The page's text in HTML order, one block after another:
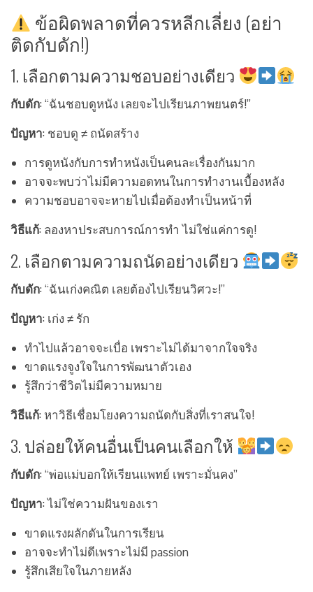
ข้อผิดพลาดที่ควรหลีกเลี่ยง (อย่า
ติดกับดัก!)
1. เลือกตามความชอบอย่างเดียว
กับดัก: “ฉันชอบดูหนัง เลยจะไปเรียนภาพยนตร์!”
ปัญหา: ชอบดู ≠ ถนัดสร้าง
การดูหนังกับการทำหนังเป็นคนละเรื่องกันมาก
อาจจะพบว่าไม่มีความอดทนในการทำงานเบื้องหลัง
ความชอบอาจจะหายไปเมื่อต้องทำเป็นหน้าที่
วิธีแก้: ลองหาประสบการณ์การทำ ไม่ใช่แค่การดู!
2. เลือกตามความถนัดอย่างเดียว
กับดัก: “ฉันเก่งคณิต เลยต้องไปเรียนวิศวะ!”
ปัญหา: เก่ง ≠ รัก
ทำไปแล้วอาจจะเบื่อ เพราะไม่ได้มาจากใจจริง
ขาดแรงจูงใจในการพัฒนาตัวเอง
รู้สึกว่าชีวิตไม่มีความหมาย
วิธีแก้: หาวิธีเชื่อมโยงความถนัดกับสิ่งที่เราสนใจ!
3. ปล่อยให้คนอื่นเป็นคนเลือกให้
กับดัก: “พ่อแม่บอกให้เรียนแพทย์ เพราะมั่นคง”
ปัญหา: ไม่ใช่ความฝันของเรา
ขาดแรงผลักดันในการเรียน
อาจจะทำไม่ดีเพราะไม่มี passion
รู้สึกเสียใจในภายหลัง